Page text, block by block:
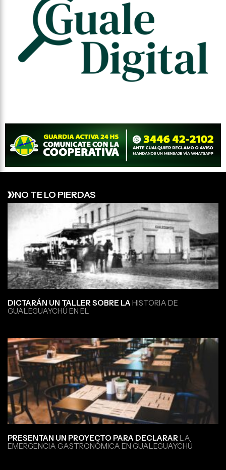
NO TE LO PIERDAS
DICTARÁN UN TALLER SOBRE LA HISTORIA DE
GUALEGUAYCHÚ EN EL
PRESENTAN UN PROYECTO PARA DECLARARLA
EMERGENCIA GASTRONÓMICA EN GUALEGUAYCHÚ